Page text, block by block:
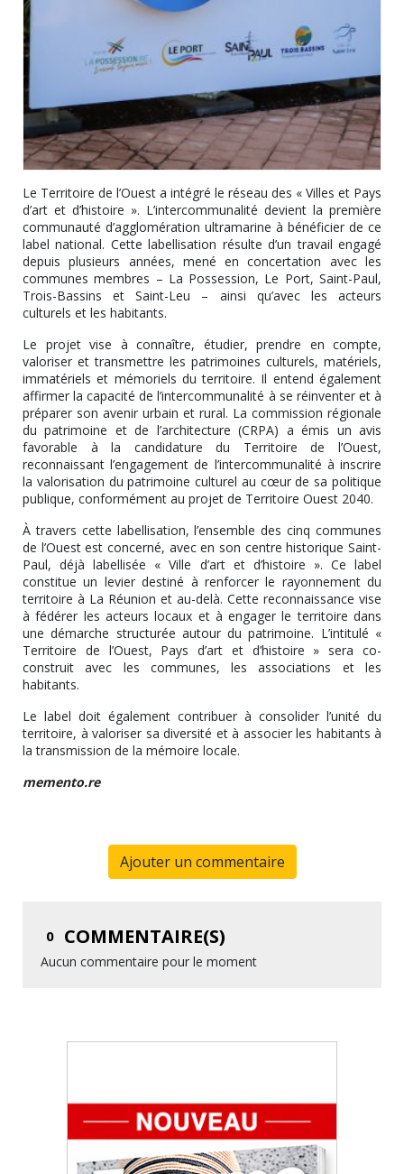
Le Territoire de l’Ouest a intégré le réseau des « Villes et Pays
d’art et d’histoire ». L’intercommunalité devient la première
communauté d’agglomération ultramarine à bénéficier de ce
label national. Cette labellisation résulte d’un travail engagé
depuis plusieurs années, mené en concertation avec les
communes membres – La Possession, Le Port, Saint-Paul,
Trois-Bassins et Saint-Leu – ainsi qu’avec les acteurs
culturels et les habitants.
Le projet vise à connaître, étudier, prendre en compte,
valoriser et transmettre les patrimoines culturels, matériels,
immatériels et mémoriels du territoire. Il entend également
affirmer la capacité de l’intercommunalité à se réinventer et à
préparer son avenir urbain et rural. La commission régionale
du patrimoine et de l’architecture (CRPA) a émis un avis
favorable à la candidature du Territoire de l’Ouest,
reconnaissant l’engagement de l’intercommunalité à inscrire
la valorisation du patrimoine culturel au cœur de sa politique
publique, conformément au projet de Territoire Ouest 2040.
À travers cette labellisation, l’ensemble des cinq communes
de l’Ouest est concerné, avec en son centre historique Saint-
Paul, déjà labellisée « Ville d’art et d’histoire ». Ce label
constitue un levier destiné à renforcer le rayonnement du
territoire à La Réunion et au-delà. Cette reconnaissance vise
à fédérer les acteurs locaux et à engager le territoire dans
une démarche structurée autour du patrimoine. L’intitulé «
Territoire de l’Ouest, Pays d’art et d’histoire » sera co-
construit avec les communes, les associations et les
habitants.
Le label doit également contribuer à consolider l’unité du
territoire, à valoriser sa diversité et à associer les habitants à
la transmission de la mémoire locale.
memento.re
Ajouter un commentaire
0 COMMENTAIRE(S)
Aucun commentaire pour le moment